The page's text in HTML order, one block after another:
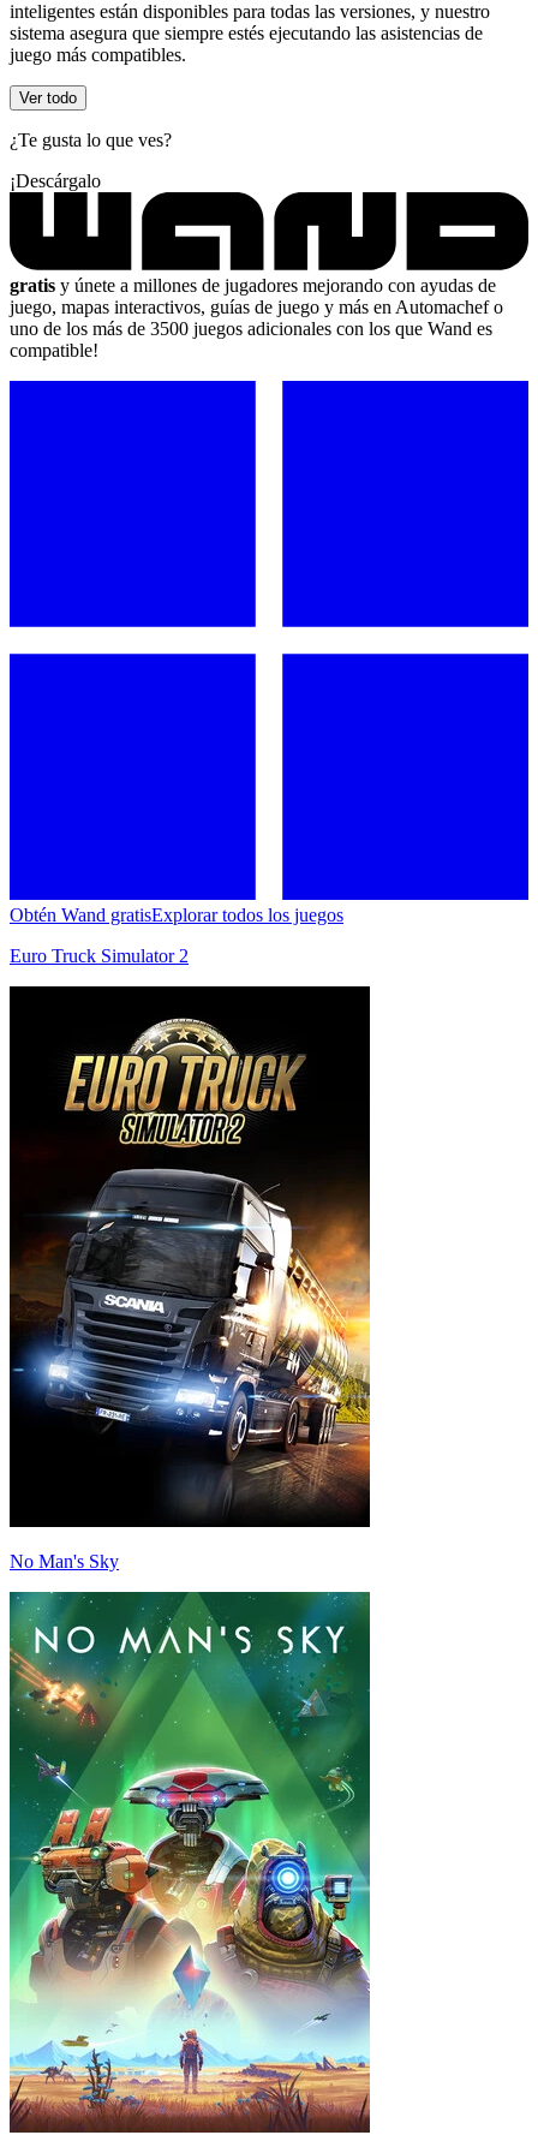
inteligentes están disponibles para todas las versiones, y nuestro
sistema asegura que siempre estés ejecutando las asistencias de
juego más compatibles.
Ver todo
¿Te gusta lo que ves?
¡Descárgalo
gratis y únete a millones de jugadores mejorando con ayudas de
juego, mapas interactivos, guías de juego y más en Automachef o
uno de los más de 3500 juegos adicionales con los que Wand es
compatible!
Obtén Wand gratisExplorar todos los juegos
Euro Truck Simulator 2
No Man's Sky